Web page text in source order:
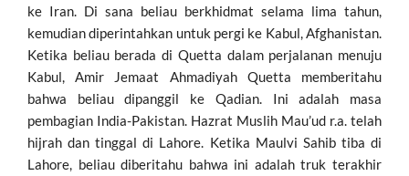
ke Iran. Di sana beliau berkhidmat selama lima tahun,
kemudian diperintahkan untuk pergi ke Kabul, Afghanistan.
Ketika beliau berada di Quetta dalam perjalanan menuju
Kabul, Amir Jemaat Ahmadiyah Quetta memberitahu
bahwa beliau dipanggil ke Qadian. Ini adalah masa
pembagian India-Pakistan. Hazrat Muslih Mau’ud r.a. telah
hijrah dan tinggal di Lahore. Ketika Maulvi Sahib tiba di
Lahore, beliau diberitahu bahwa ini adalah truk terakhir